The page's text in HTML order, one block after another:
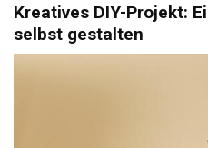
Kreatives DIY-Projekt:
selbst gestalten